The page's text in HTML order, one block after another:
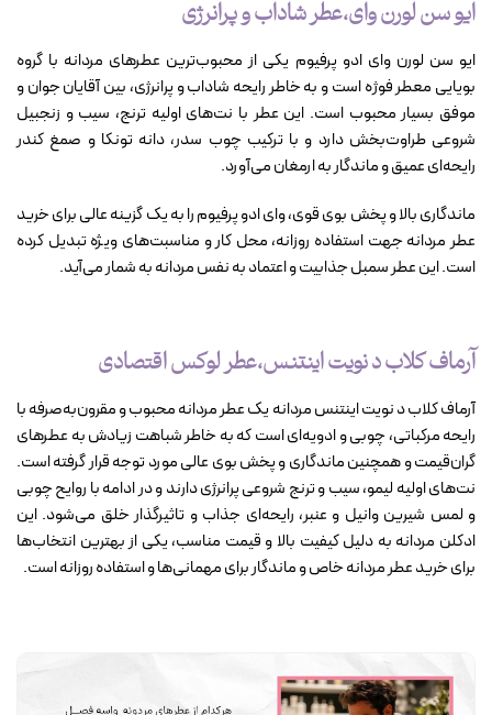
ایو سن لورن وای،عطر شاداب و پرانرژی
ایو سن لورن وای ادو پرفیوم یکی از محبوب‌ترین عطرهای مردانه با گروه
بویایی معطر فوژه‌ است و به خاطر رایحه شاداب و پرانرژی، بین آقایان جوان و
موفق بسیار محبوب است. این عطر با نت‌های اولیه ترنج، سیب و زنجبیل
شروعی طراوت‌بخش دارد و با ترکیب چوب سدر، دانه تونکا و صمغ کندر
رایحه‌ای عمیق و ماندگار به ارمغان می‌آورد.
ماندگاری بالا و پخش بوی قوی، وای ادو پرفیوم را به یک گزینه عالی برای خرید
عطر مردانه جهت استفاده روزانه، محل کار و مناسبت‌های ویژه تبدیل کرده
است. این عطر سمبل جذابیت و اعتماد به نفس مردانه به شمار می‌آید.
آرماف کلاب د نویت اینتنس،عطر لوکس اقتصادی
آرماف کلاب د نویت اینتنس مردانه یک عطر مردانه محبوب و مقرون‌به‌صرفه با
رایحه مرکباتی، چوبی و ادویه‌ای است که به خاطر شباهت زیادش به عطرهای
گران‌قیمت و همچنین ماندگاری و پخش بوی عالی مورد توجه قرار گرفته است.
نت‌های اولیه لیمو، سیب و ترنج شروعی پرانرژی دارند و در ادامه با روایح چوبی
و لمس شیرین وانیل و عنبر، رایحه‌ای جذاب و تاثیرگذار خلق می‌شود. این
ادکلن مردانه به دلیل کیفیت بالا و قیمت مناسب، یکی از بهترین انتخاب‌ها
برای خرید عطر مردانه خاص و ماندگار برای مهمانی‌ها و استفاده روزانه است.